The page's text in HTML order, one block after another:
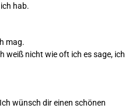
hab.
mag.
weiß nicht wie oft ich es sage, ich
wünsch dir einen schönen